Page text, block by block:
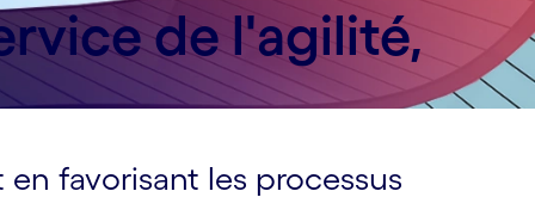
de l'agilité,
favorisant les processus